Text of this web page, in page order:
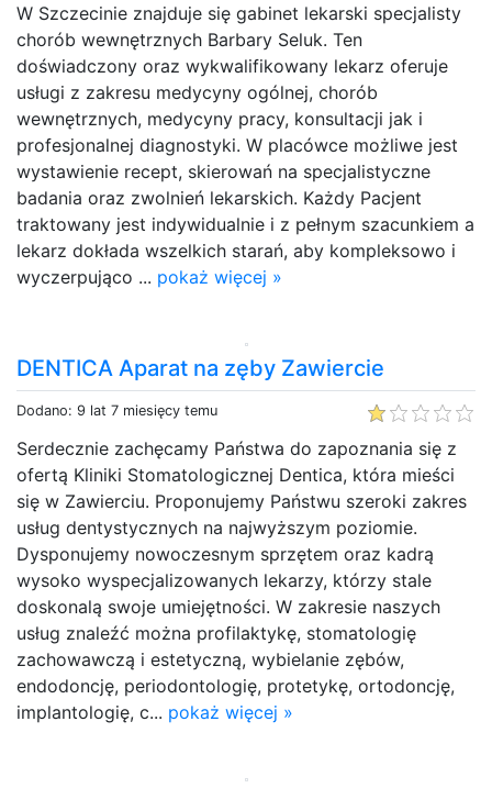
W Szczecinie znajduje się gabinet lekarski specjalisty
chorób wewnętrznych Barbary Seluk. Ten
doświadczony oraz wykwalifikowany lekarz oferuje
usługi z zakresu medycyny ogólnej, chorób
wewnętrznych, medycyny pracy, konsultacji jak i
profesjonalnej diagnostyki. W placówce możliwe jest
wystawienie recept, skierowań na specjalistyczne
badania oraz zwolnień lekarskich. Każdy Pacjent
traktowany jest indywidualnie i z pełnym szacunkiem a
lekarz dokłada wszelkich starań, aby kompleksowo i
wyczerpująco ... pokaż więcej »
DENTICA Aparat na zęby Zawiercie
Dodano: 9 lat 7 miesięcy temu
Serdecznie zachęcamy Państwa do zapoznania się z
ofertą Kliniki Stomatologicznej Dentica, która mieści
się w Zawierciu. Proponujemy Państwu szeroki zakres
usług dentystycznych na najwyższym poziomie.
Dysponujemy nowoczesnym sprzętem oraz kadrą
wysoko wyspecjalizowanych lekarzy, którzy stale
doskonalą swoje umiejętności. W zakresie naszych
usług znaleźć można profilaktykę, stomatologię
zachowawczą i estetyczną, wybielanie zębów,
endodoncję, periodontologię, protetykę, ortodoncję,
implantologię, c... pokaż więcej »